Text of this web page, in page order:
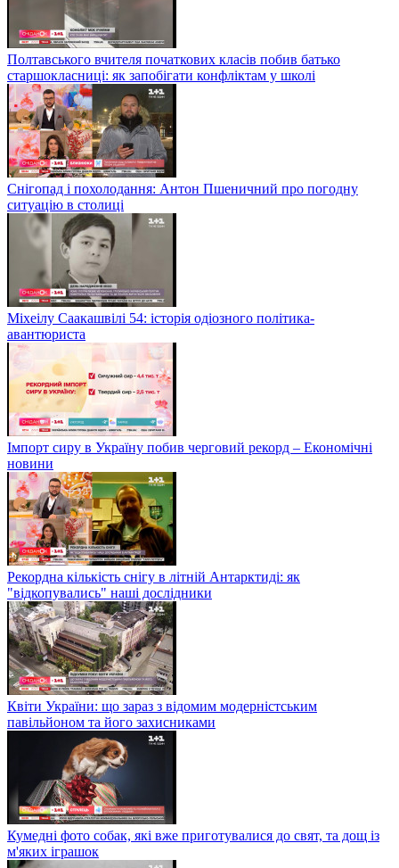
Полтавського вчителя початкових класів побив батько
старшокласниці: як запобігати конфліктам у школі
Снігопад і похолодання: Антон Пшеничний про погодну
ситуацію в столиці
Міхеілу Саакашвілі 54: історія одіозного політика-
авантюриста
Імпорт сиру в Україну побив черговий рекорд – Економічні
новини
Рекордна кількість снігу в літній Антарктиді: як
"відкопувались" наші дослідники
Квіти України: що зараз з відомим модерністським
павільйоном та його захисниками
Кумедні фото собак, які вже приготувалися до свят, та дощ із
м'яких іграшок